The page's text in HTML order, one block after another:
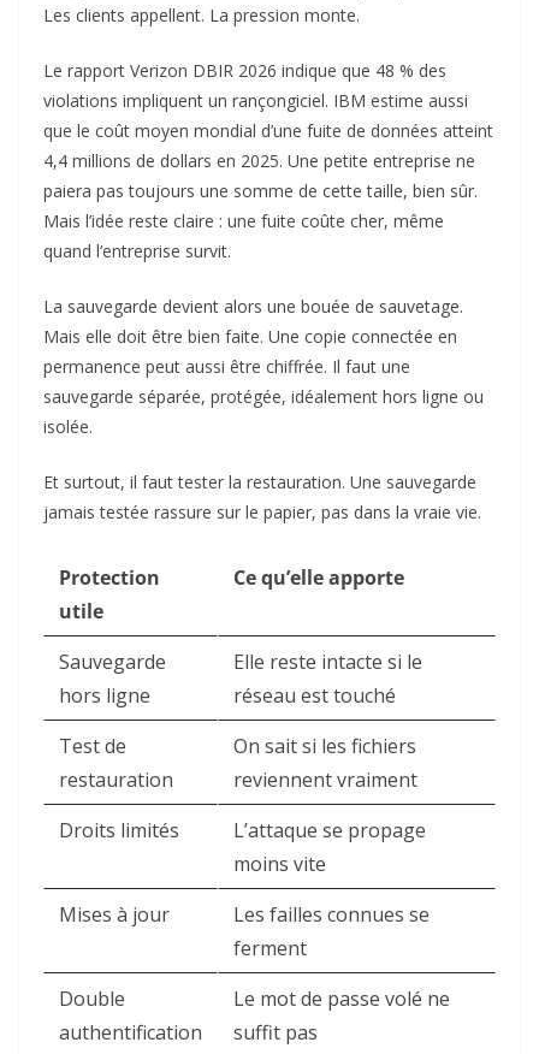
Les clients appellent. La pression monte.
Le rapport Verizon DBIR 2026 indique que 48 % des
violations impliquent un rançongiciel. IBM estime aussi
que le coût moyen mondial d’une fuite de données atteint
4,4 millions de dollars en 2025. Une petite entreprise ne
paiera pas toujours une somme de cette taille, bien sûr.
Mais l’idée reste claire : une fuite coûte cher, même
quand l’entreprise survit.
La sauvegarde devient alors une bouée de sauvetage.
Mais elle doit être bien faite. Une copie connectée en
permanence peut aussi être chiffrée. Il faut une
sauvegarde séparée, protégée, idéalement hors ligne ou
isolée.
Et surtout, il faut tester la restauration. Une sauvegarde
jamais testée rassure sur le papier, pas dans la vraie vie.
Protection
utile
Ce qu’elle apporte
Sauvegarde
hors ligne
Elle reste intacte si le
réseau est touché
Test de
restauration
On sait si les fichiers
reviennent vraiment
Droits limités
L’attaque se propage
moins vite
Mises à jour
Les failles connues se
ferment
Double
authentification
Le mot de passe volé ne
suffit pas